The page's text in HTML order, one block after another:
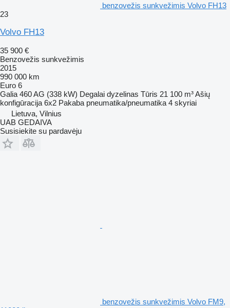
benzovežis sunkvežimis Volvo FH13
23
Volvo FH13
35 900 €
Benzovežis sunkvežimis
2015
990 000 km
Euro 6
Galia 460 AG (338 kW) Degalai dyzelinas Tūris 21 100 m³Ašių
konfigūracija 6x2 Pakaba pneumatika/pneumatika 4 skyriai
Lietuva, Vilnius
UAB GEDAIVA
Susisiekite su pardavėju
benzovežis sunkvežimis Volvo FM9,